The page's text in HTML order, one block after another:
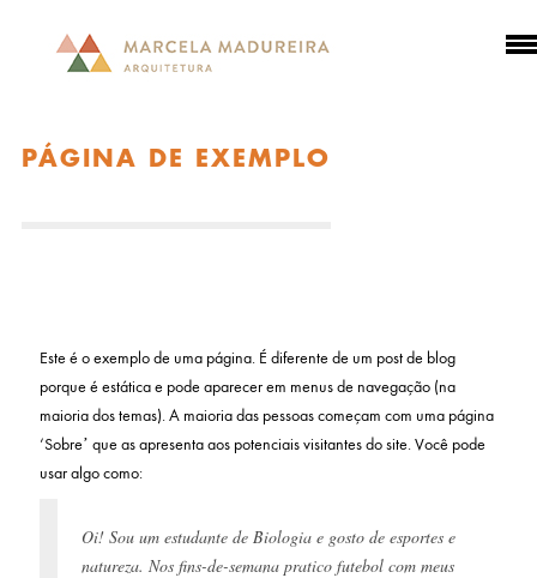
PÁGINA DE EXEMPLO
Este é o exemplo de uma página. É diferente de um post de blog
porque é estática e pode aparecer em menus de navegação (na
maioria dos temas). A maioria das pessoas começam com uma página
‘Sobre’ que as apresenta aos potenciais visitantes do site. Você pode
usar algo como:
Oi! Sou um estudante de Biologia e gosto de esportes e
natureza. Nos fins-de-semana pratico futebol com meus